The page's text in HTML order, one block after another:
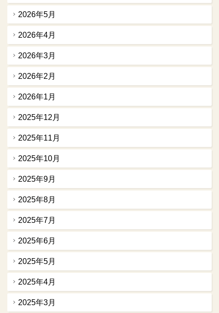
2026年5月
2026年4月
2026年3月
2026年2月
2026年1月
2025年12月
2025年11月
2025年10月
2025年9月
2025年8月
2025年7月
2025年6月
2025年5月
2025年4月
2025年3月